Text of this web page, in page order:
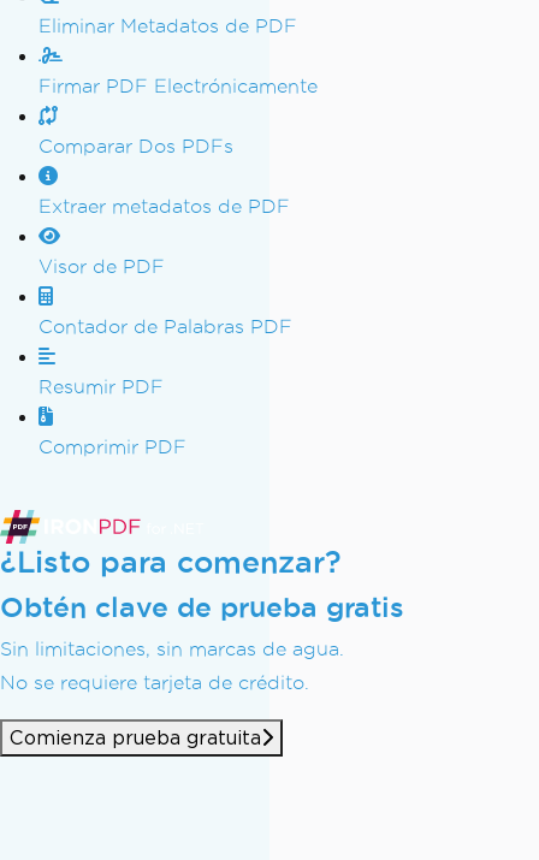
Eliminar Metadatos de PDF
Firmar PDF Electrónicamente
Comparar Dos PDFs
Extraer metadatos de PDF
Visor de PDF
Contador de Palabras PDF
Resumir PDF
Comprimir PDF
¿Listo para comenzar?
Obtén clave de prueba gratis
Sin limitaciones, sin marcas de agua.
No se requiere tarjeta de crédito.
Comienza prueba gratuita